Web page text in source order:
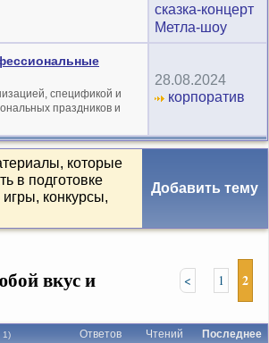
сказка-концерт
Метла-шоу
спецификой и
праздников и
28.08.2024
корпоратив
которые
в подготовке
конкурсы,
Добавить тему
вкус и
< 1 2
1) Ответов Чтений Последнее